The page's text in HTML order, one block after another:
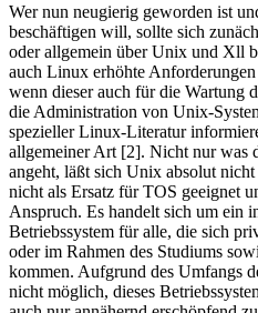
Wer nun neugierig geworden ist
beschäftigen will, sollte sich
oder allgemein über Unix und Xll
auch Linux erhöhte
wenn dieser auch für die Wartung
die Administration von Unix-
spezieller Linux-Literatur
allgemeiner Art [2]. Nicht nur was
angeht, läßt sich Unix absolut
nicht als Ersatz für TOS geeignet
Anspruch. Es handelt sich um ein
Betriebssystem für alle, die sich
oder im Rahmen des Studiums
kommen. Aufgrund des Umfangs
nicht möglich, dieses